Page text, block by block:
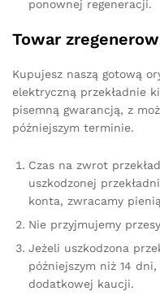
ponownej regeneracji.
Towar
Kupujesz naszą gotową
elektryczną przekładnie
pisemną gwarancją, z
późniejszym terminie.
Czas na zwrot
uszkodzonej
konta, zwracamy
Nie przyjmujemy
Jeżeli uszkodzona
późniejszym niż 14
dodatkowej kaucji.